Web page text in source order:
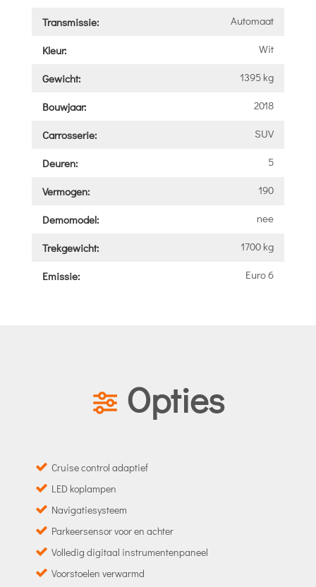
Transmissie:
Automaat
Kleur: Wit
Gewicht: 1395 kg
Bouwjaar: 2018
Carrosserie: SUV
Deuren: 5
Vermogen: 190
Demomodel: nee
Trekgewicht: 1700 kg
Emissie: Euro 6
Opties
Cruise control adaptief
LED koplampen
Navigatiesysteem
Parkeersensor voor en achter
Volledig digitaal instrumentenpaneel
Voorstoelen verwarmd